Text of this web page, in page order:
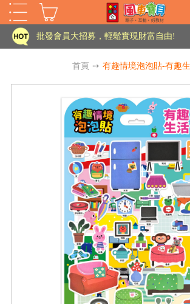
批發會員大招募，輕鬆實現財富自由!
海外購物免煩惱！點我查看『海外購物流
批發會員大招募，輕鬆實現財富自由!
老師您好!!幼教會員火熱招募中~
海外購物免煩惱！點我查看『海外購物流
首頁 ➙ 有趣情境泡泡貼-有趣